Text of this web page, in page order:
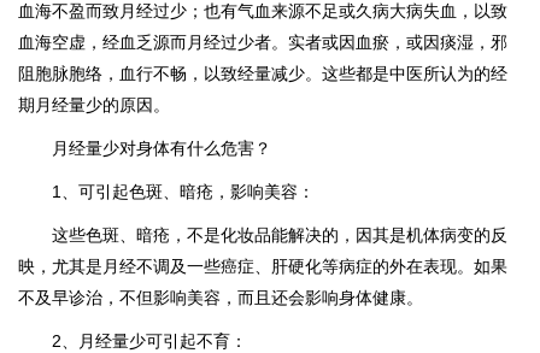
血海不盈而致月经过少；也有气血来源不足或久病大病失血，以致
血海空虚，经血乏源而月经过少者。实者或因血瘀，或因痰湿，邪
阻胞脉胞络，血行不畅，以致经量减少。这些都是中医所认为的经
期月经量少的原因。
月经量少对身体有什么危害？
1、可引起色斑、暗疮，影响美容：
这些色斑、暗疮，不是化妆品能解决的，因其是机体病变的反
映，尤其是月经不调及一些癌症、肝硬化等病症的外在表现。如果
不及早诊治，不但影响美容，而且还会影响身体健康。
2、月经量少可引起不育：